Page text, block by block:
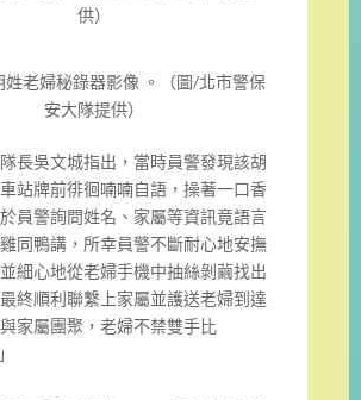
供）
姓老婦秘錄器影像 。（圖/北市警保
安大隊提供）
長吳文城指出，當時員警發現該胡
站牌前徘徊喃喃自語，操著一口香
員警詢問姓名、家屬等資訊竟語言
同鴨講，所幸員警不斷耐心地安撫
細心地從老婦手機中抽絲剝繭找出
終順利聯繫上家屬並護送老婦到達
家屬團聚，老婦不禁雙手比